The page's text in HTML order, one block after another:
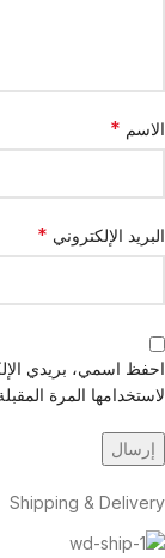
الاسم *
البريد الإلكتروني *
احفظ اسمي، بريدي
لاستخدامها المرة
Shipping & Delivery